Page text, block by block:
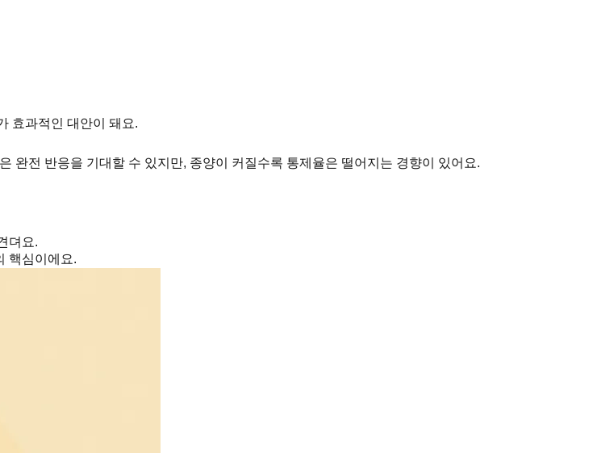
효과적인 대안이 돼요.
완전 반응을 기대할 수 있지만, 종양이 커질수록 통제율은 떨어지는 경향이 있어요.
뎌요.
핵심이에요.